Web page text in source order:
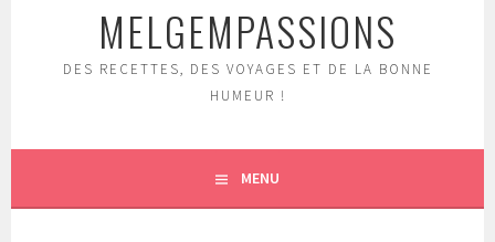
MELGEMPASSIONS
DES RECETTES, DES VOYAGES ET DE LA BONNE
HUMEUR !
MENU